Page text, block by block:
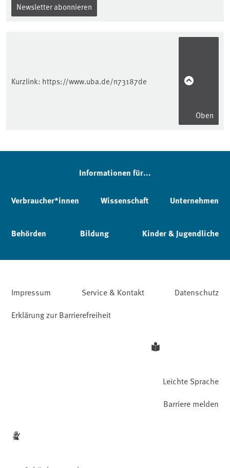
Newsletter abonnieren
Kurzlink: https://www.uba.de/n73187de
Oben
Informationen für...
Verbraucher*innen Wissenschaft Unternehmen
Behörden Bildung Kinder & Jugendliche
Impressum Service & Kontakt
Datenschutz
Erklärung zur Barrierefreiheit
Leichte Sprache
Barriere melden